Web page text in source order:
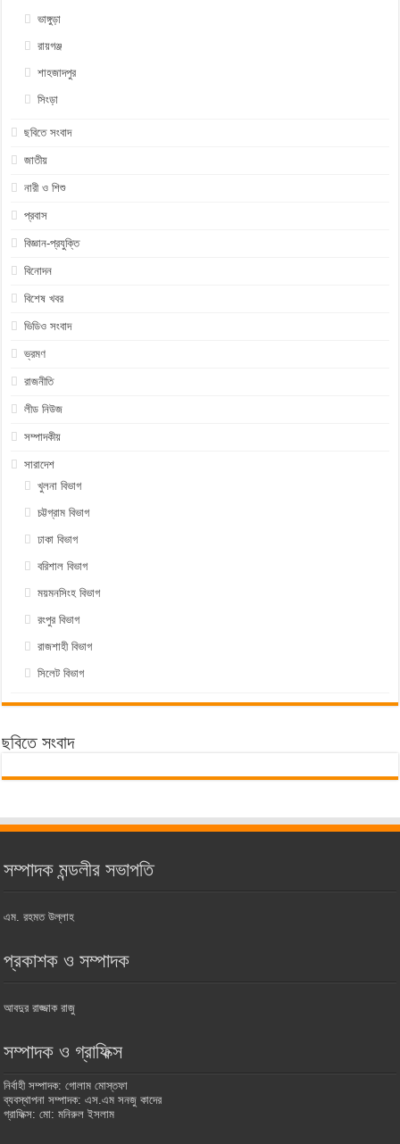
ভাঙ্গুড়া
রায়গঞ্জ
শাহজাদপুর
সিংড়া
ছবিতে সংবাদ
জাতীয়
নারী ও শিশু
প্রবাস
বিজ্ঞান-প্রযুক্তি
বিনোদন
বিশেষ খবর
ভিডিও সংবাদ
ভ্রমণ
রাজনীতি
লীড নিউজ
সম্পাদকীয়
সারাদেশ
খুলনা বিভাগ
চট্টগ্রাম বিভাগ
ঢাকা বিভাগ
বরিশাল বিভাগ
ময়মনসিংহ বিভাগ
রংপুর বিভাগ
রাজশাহী বিভাগ
সিলেট বিভাগ
ছবিতে সংবাদ
সম্পাদক মন্ডলীর সভাপতি
এম. রহমত উল্লাহ
প্রকাশক ও সম্পাদক
আবদুর রাজ্জাক রাজু
সম্পাদক ও গ্রাফিক্স
নির্বাহী সম্পাদক: গোলাম মোস্তফা
ব্যবস্থাপনা সম্পাদক: এস.এম সনজু কাদের
গ্রাফিক্স: মো: মনিরুল ইসলাম